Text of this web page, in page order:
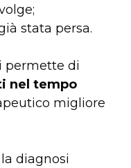
stata persa.
permette di
nel tempo
migliore
diagnosi